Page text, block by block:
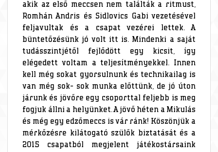
akik az első meccsen nem találták a ritmust,
Romhán Andris és Sidlovics Gabi vezetésével
feljavultak és a csapat vezérei lettek. A
büntetőzésünk jó volt itt is. Mindenki a saját
tudásszintjétől fejlődött egy kicsit, így
elégedett voltam a teljesítményekkel. Innen
kell még sokat gyorsulnunk és technikailag is
van még sok- sok munka előttünk, de jó úton
járunk és jövőre egy csoporttal feljebb is meg
fogjuk állni a helyünket. A jövő héten a Mikulás
és még egy edzőmeccs is vár ránk! Köszönjük a
mérkőzésre kilátogató szülők biztatását és a
2015 csapatból megjelent játékostársaink